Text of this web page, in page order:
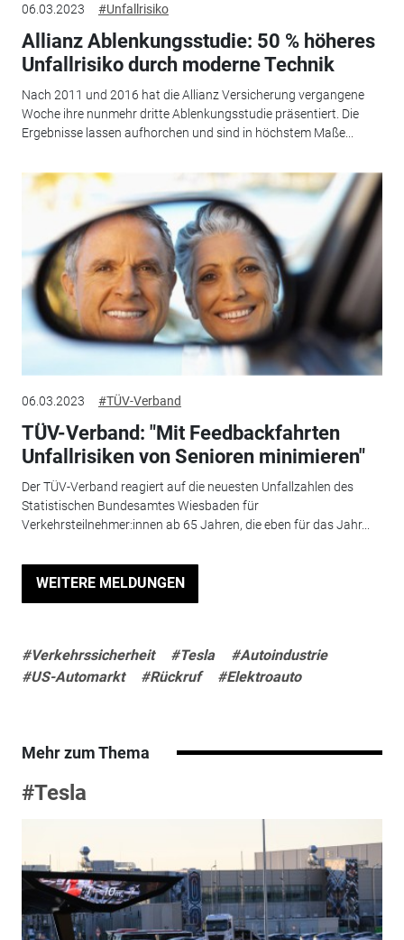
06.03.2023 #Unfallrisiko
Allianz Ablenkungsstudie: 50 % höheres
Unfallrisiko durch moderne Technik
Nach 2011 und 2016 hat die Allianz Versicherung vergangene
Woche ihre nunmehr dritte Ablenkungsstudie präsentiert. Die
Ergebnisse lassen aufhorchen und sind in höchstem Maße...
06.03.2023 #TÜV-Verband
TÜV-Verband: "Mit Feedbackfahrten
Unfallrisiken von Senioren minimieren"
Der TÜV-Verband reagiert auf die neuesten Unfallzahlen des
Statistischen Bundesamtes Wiesbaden für
Verkehrsteilnehmer:innen ab 65 Jahren, die eben für das Jahr...
WEITERE MELDUNGEN
#Verkehrssicherheit #Tesla
#Autoindustrie
#US-Automarkt
#Rückruf #Elektroauto
Mehr zum Thema
#Tesla